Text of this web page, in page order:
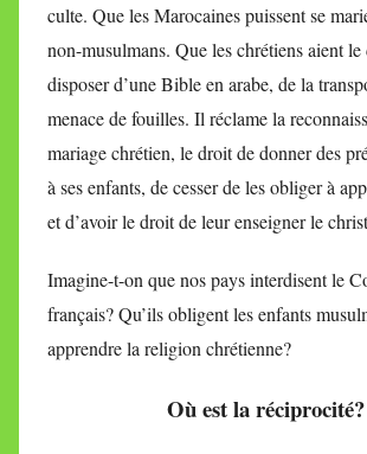
culte. Que les Marocaines puissent se
non-musulmans. Que les chrétiens aient
disposer d’une Bible en arabe, de la
menace de fouilles. Il réclame la
mariage chrétien, le droit de donner des
à ses enfants, de cesser de les obliger à
et d’avoir le droit de leur enseigner le
Imagine-t-on que nos pays interdisent le
français? Qu’ils obligent les enfants
apprendre la religion chrétienne?
Où est la réciprocité?